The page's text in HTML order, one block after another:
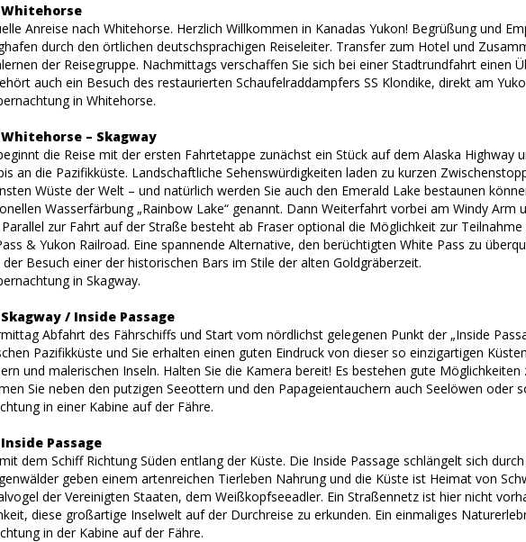
Whitehorse
Anreise nach Whitehorse. Herzlich Willkommen in Kanadas Yukon! Begrüßung und
durch den örtlichen deutschsprachigen Reiseleiter. Transfer zum Hotel und
der Reisegruppe. Nachmittags verschaffen Sie sich bei einer Stadtrundfahrt einen
auch ein Besuch des restaurierten Schaufelraddampfers SS Klondike, direkt am
in Whitehorse.
Whitehorse – Skagway
die Reise mit der ersten Fahrtetappe zunächst ein Stück auf dem Alaska Highway
an die Pazifikküste. Landschaftliche Sehenswürdigkeiten laden zu kurzen
Wüste der Welt – und natürlich werden Sie auch den Emerald Lake bestaunen
Wasserfärbung „Rainbow Lake“ genannt. Dann Weiterfahrt vorbei am Windy Arm
Parallel zur Fahrt auf der Straße besteht ab Fraser optional die Möglichkeit zur
& Yukon Railroad. Eine spannende Alternative, den berüchtigten White Pass zu
der Besuch einer der historischen Bars im Stile der alten Goldgräberzeit.
in Skagway.
/ Inside Passage
Abfahrt des Fährschiffs und Start vom nördlichst gelegenen Punkt der „Inside
Pazifikküste und Sie erhalten einen guten Eindruck von dieser so einzigartigen
und malerischen Inseln. Halten Sie die Kamera bereit! Es bestehen gute
Sie neben den putzigen Seeottern und den Papageientauchern auch Seelöwen oder
in einer Kabine auf der Fähre.
Passage
dem Schiff Richtung Süden entlang der Küste. Die Inside Passage schlängelt sich
geben einem artenreichen Tierleben Nahrung und die Küste ist Heimat von
der Vereinigten Staaten, dem Weißkopfseeadler. Ein Straßennetz ist hier nicht
diese großartige Inselwelt auf der Durchreise zu erkunden. Ein einmaliges
in der Kabine auf der Fähre.